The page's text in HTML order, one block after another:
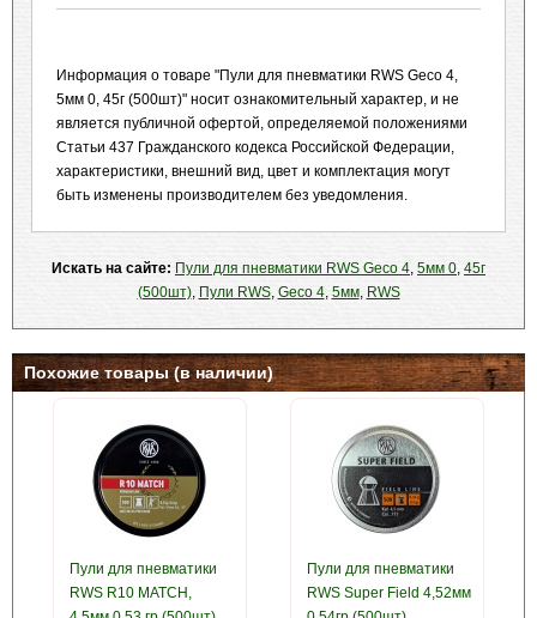
Информация о товаре "Пули для пневматики RWS Geco 4,
5мм 0, 45г (500шт)" носит ознакомительный характер, и не
является публичной офертой, определяемой положениями
Статьи 437 Гражданского кодекса Российской Федерации,
характеристики, внешний вид, цвет и комплектация могут
быть изменены производителем без уведомления.
Искать на сайте: Пули для пневматики RWS Geco 4, 5мм 0, 45г
(500шт), Пули RWS, Geсo 4, 5мм, RWS
Похожие товары (в наличии)
Пули для пневматики
RWS R10 MATCH,
Пули для пневматики
RWS Super Field 4,52мм